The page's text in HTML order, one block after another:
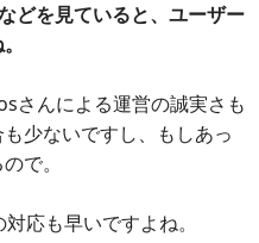
を見ていると、ユーザー
さんによる運営の誠実さも
少ないですし、もしあっ
で。
応も早いですよね。